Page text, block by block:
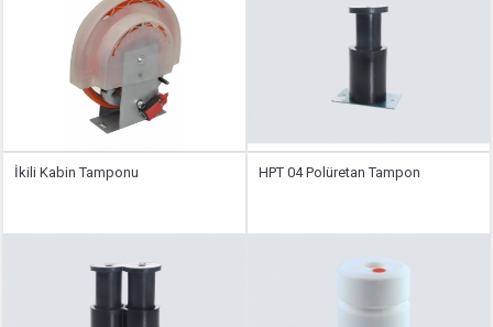
İkili Kabin Tamponu HPT 04 Polüretan Tampon